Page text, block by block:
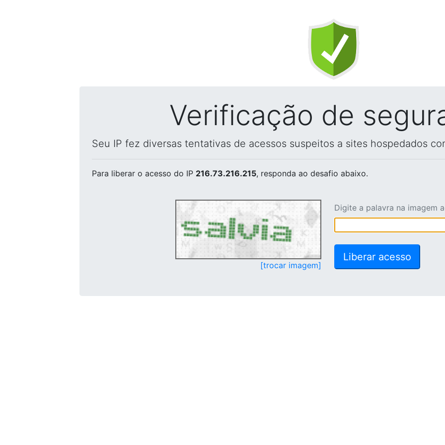
Verificação de
Seu IP fez diversas tentativas de acessos suspeitos a sites hospedados
Para liberar o acesso do IP 216.73.216.215, responda ao desafio abaixo.
[trocar imagem]
Digite a palavra na imagem